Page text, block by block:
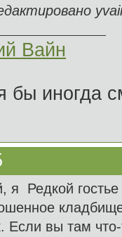
Вайн
бы иногда
я Редкой
Если вы там